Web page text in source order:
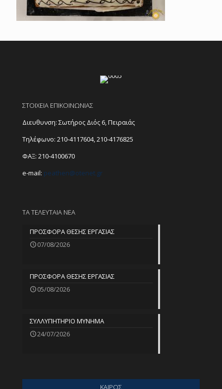
ΣΤΟΙΧΕΙΑ ΕΠΙΚΟΙΝΩΝΙΑΣ
Διευθυνση: Σωτήρος Διός 6, Πειραιάς
Τηλέφωνο: 210-4117604,210-4176825
ΦΑΞ: 210-4100670
e-mail: peathen@otenet.gr
ΤΑ ΤΕΛΕΥΤΑΙΑ ΝΕΑ
ΠΡΟΣΦΟΡΑ ΘΕΣΗΣ ΕΡΓΑΣΙΑΣ
07/08/2026
ΠΡΟΣΦΟΡΑ ΘΕΣΗΣ ΕΡΓΑΣΙΑΣ
05/08/2026
ΣΥΛΛΥΠΗΤΗΡΙΟ ΜΥΝΗΜΑ
24/07/2026